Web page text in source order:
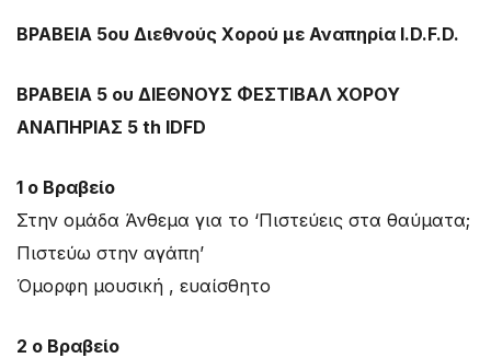
ΒΡΑΒΕΙΑ 5oυ Διεθνούς Χορού με Αναπηρία I.D.F.D.
ΒΡΑΒΕΙΑ 5 ου ΔΙΕΘΝΟΥΣ ΦΕΣΤΙΒΑΛ ΧΟΡΟΥ
ΑΝΑΠΗΡΙΑΣ 5 th IDFD
1 ο Βραβείο
Στην ομάδα Άνθεμα για το ‘Πιστεύεις στα θαύματα;
Πιστεύω στην αγάπη’
Όμορφη μουσική , ευαίσθητο
2 ο Βραβείο